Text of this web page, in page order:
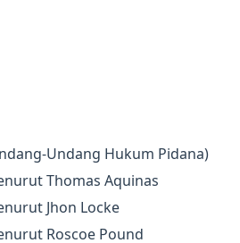
Undang Hukum Pidana)
Thomas Aquinas
Jhon Locke
Roscoe Pound